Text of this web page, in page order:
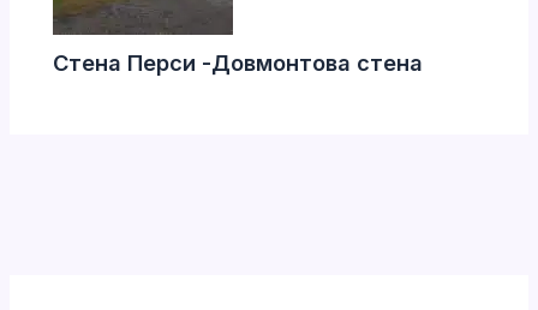
Стена Перси -Довмонтова стена